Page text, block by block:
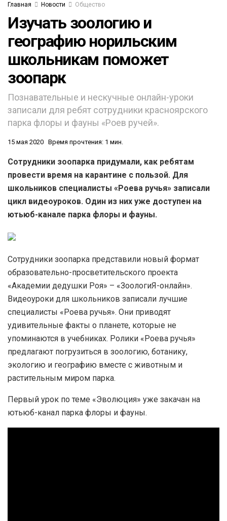
Главная Новости Общество
Изучать зоологию и
географию норильским
школьникам поможет
зоопарк
Познавательные и нескучные онлайн-уроки
записали для ребят сотрудники красноярского
парка флоры и фауны «Роев ручей».
15 мая 2020 Время прочтения: 1 мин.
Сотрудники зоопарка придумали, как ребятам
провести время на карантине с пользой. Для
школьников специалисты «Роева ручья» записали
цикл видеоуроков. Один из них уже доступен на
ютьюб-канале парка флоры и фауны.
Сотрудники зоопарка представили новый формат
образовательно-просветительского проекта
«Академии дедушки Роя» – «ЗоологиЯ-онлайн».
Видеоуроки для школьников записали лучшие
специалисты «Роева ручья». Они приводят
удивительные факты о планете, которые не
упоминаются в учебниках. Ролики «Роева ручья»
предлагают погрузиться в зоологию, ботанику,
экологию и географию вместе с животным и
растительным миром парка.
Первый урок по теме «Эволюция» уже закачан на
ютьюб-канал парка флоры и фауны.